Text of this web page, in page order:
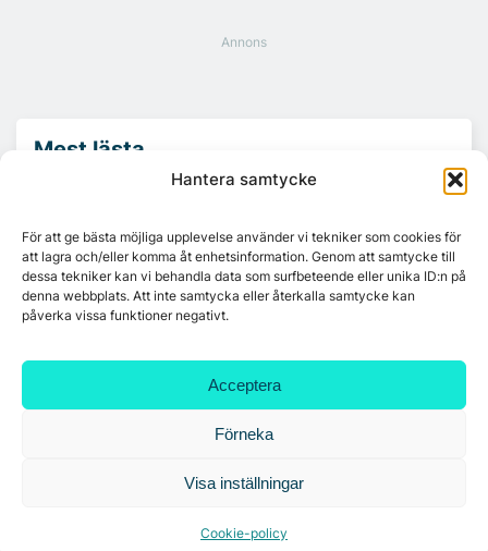
Hantera samtycke
För att ge bästa möjliga upplevelse använder vi tekniker som cookies för
att lagra och/eller komma åt enhetsinformation. Genom att samtycke till
dessa tekniker kan vi behandla data som surfbeteende eller unika ID:n på
denna webbplats. Att inte samtycka eller återkalla samtycke kan
påverka vissa funktioner negativt.
Acceptera
Förneka
Visa inställningar
Cookie-policy
Mest lästa
Arendal 5.0
Ny hyresgäst till projektet HK Gamlestaden
7A återöppnar mötesvåning på Vasagatan
Tandem Health flyttar till Kungsgatan